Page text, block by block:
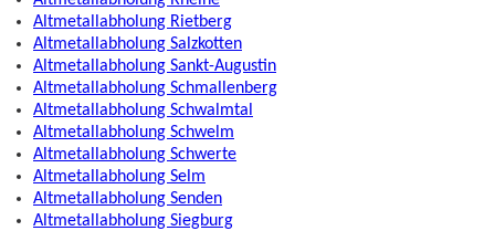
Altmetallabholung Rietberg
Altmetallabholung Salzkotten
Altmetallabholung Sankt-Augustin
Altmetallabholung Schmallenberg
Altmetallabholung Schwalmtal
Altmetallabholung Schwelm
Altmetallabholung Schwerte
Altmetallabholung Selm
Altmetallabholung Senden
Altmetallabholung Siegburg